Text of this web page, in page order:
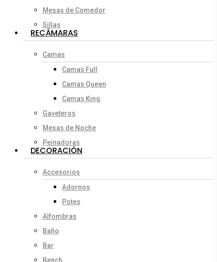
Mesas de Comedor
Sillas
RECÁMARAS
Camas
Camas Full
Camas Queen
Camas King
Gaveteros
Mesas de Noche
Peinadoras
DECORACIÓN
Accesorios
Adornos
Potes
Alfombras
Baño
Bar
Bench